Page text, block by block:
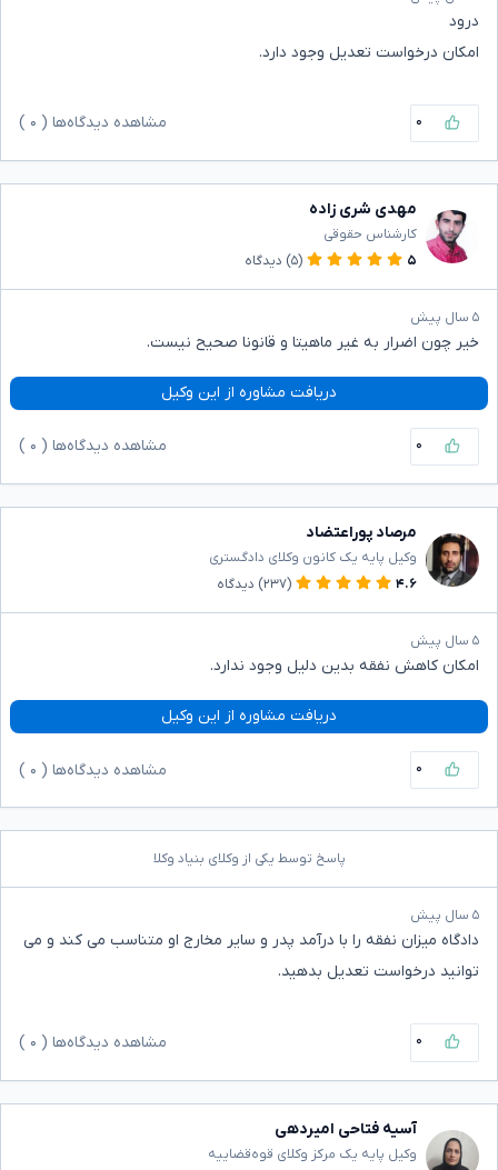
درود
امکان درخواست تعدیل وجود دارد.
۰ مشاهده دیدگاه‌ها ( ۰
مهدی شری زاده
کارشناس حقوقی
۵
(۵) دیدگاه
۵ سال پیش
خیر چون اضرار به غیر ماهیتا و قانونا صحیح نیست.
دریافت مشاوره از این وکیل
۰ مشاهده دیدگاه‌ها ( ۰
مرصاد پوراعتضاد
وکیل پایه یک کانون وکلای دادگستری
۴.۶
(۲۳۷) دیدگاه
۵ سال پیش
امکان کاهش نفقه بدین دلیل وجود ندارد.
دریافت مشاوره از این وکیل
۰ مشاهده دیدگاه‌ها ( ۰
پاسخ توسط یکی از وکلای بنیاد وکلا
۵ سال پیش
دادگاه میزان نفقه را با درآمد پدر و سایر مخارج او متناسب می کند و می
توانید درخواست تعدیل بدهید.
۰ مشاهده دیدگاه‌ها ( ۰
آسیه فتاحی امیردهی
وکیل پایه یک مرکز وکلای قوه‌قضاییه